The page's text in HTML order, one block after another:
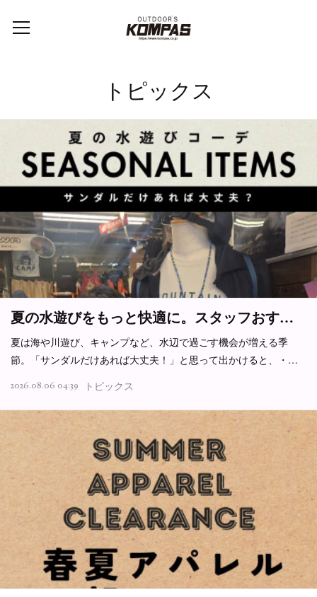
トピックス
夏の水遊びをもっと快適に。スタッフおす…
夏は海や川遊び、キャンプなど、水辺で過ごす機会が増える季
節。「サンダルだけあれば大丈夫！」と思って出かけると、・…
2026.08.06 04:39 トピックス